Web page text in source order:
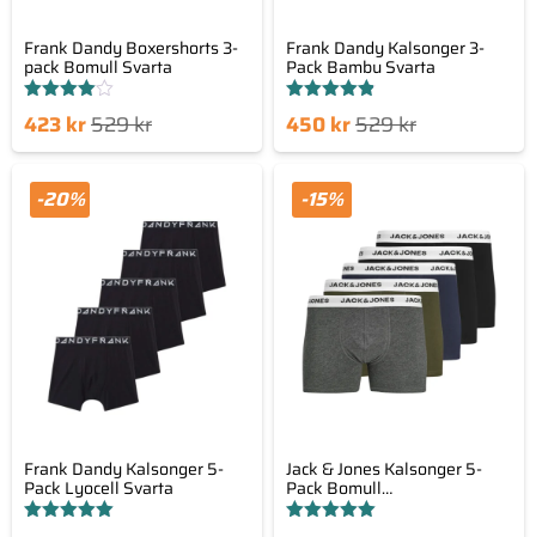
Frank Dandy Boxershorts 3-
pack Bomull Svarta
Betygsatt
4.00
529kr
Det
priset
var:
423kr
Frank Dandy Kalsonger 3-
Pack Bambu Svarta
Betygsatt
4.80
529kr
Det
ursprungliga
priset
var:
450kr
Det
nuvarande
Frank Dandy Kalsonger 5-
Pack Lyocell Svarta
-20%
Jack & Jones Kalsonger 5-
Pack Bomull
Svart/Blå/Grön/Grå
-15%